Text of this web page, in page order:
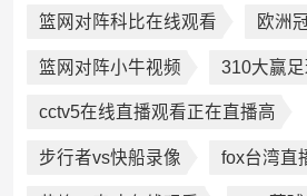
篮网对阵科比在线观看 欧洲
篮网对阵小牛视频 310大赢
cctv5在线直播观看正在直播高
步行者vs快船录像 fox台湾直